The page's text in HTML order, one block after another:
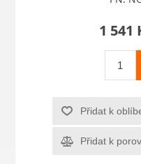
1 541
Přidat k
Přidat k